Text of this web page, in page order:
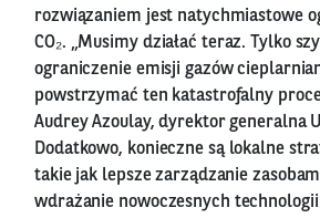
rozwiązaniem jest natychmiastowe
CO₂. „Musimy działać teraz. Tylko
ograniczenie emisji gazów
powstrzymać ten katastrofalny
Audrey Azoulay, dyrektor generalna
Dodatkowo, konieczne są lokalne
takie jak lepsze zarządzanie
wdrażanie nowoczesnych